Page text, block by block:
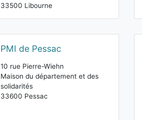
33500 Libourne
PMI de Pessac
10 rue Pierre-Wiehn
Maison du département et des
solidarités
33600 Pessac